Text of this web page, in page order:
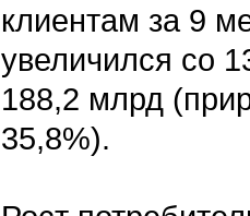
клиентам за 9
увеличился со
188,2 млрд
35,8%).